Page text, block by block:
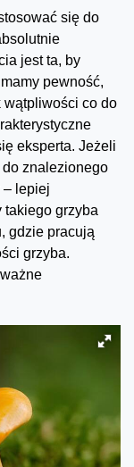
się do
jest ta, by
pewność,
wątpliwości co do
eksperta. Jeżeli
znalezionego
– lepiej
takiego grzyba
gdzie pracują
grzyba.